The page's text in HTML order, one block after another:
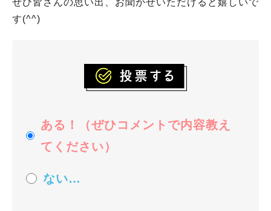
ぜひ皆さんの思い出、お聞かせいただけると嬉しいで
す(^^)
ある！（ぜひコメントで内容教え
てください）
ない…